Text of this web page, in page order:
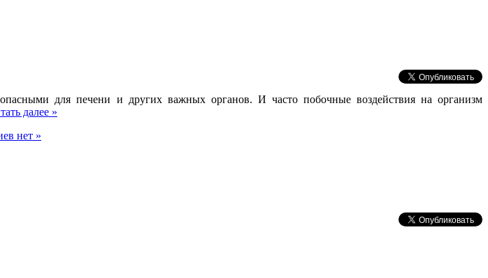
для печени и других важных органов. И часто побочные воздействия на организм
далее »
нет »